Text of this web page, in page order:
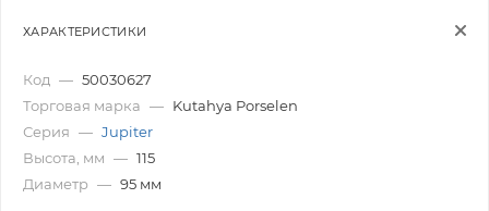
ХАРАКТЕРИСТИКИ
Код — 50030627
Торговая марка — Kutahya Porselen
Серия — Jupiter
Высота, мм — 115
Диаметр — 95 мм